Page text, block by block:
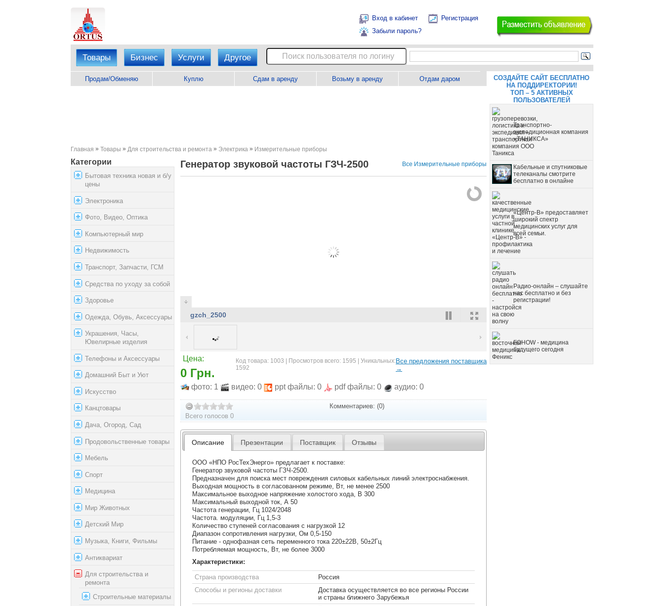
Вход в кабинет
Регистрация
Забыли пароль?
Товары Бизнес Услуги Другое
Продам/Обменяю Куплю Сдам в аренду Возьму в аренду Отдам даром
Главная » Товары » Для строительства и ремонта » Электрика » Измерительные приборы
Категории
Бытовая техника новая и б/у
цены
Электроника
Фото, Видео, Оптика
Компьютерный мир
Недвижимость
Транспорт, Запчасти, ГСМ
Средства по уходу за собой
Здоровье
Одежда, Обувь, Аксессуары
Украшения, Часы,
Ювелирные изделия
Телефоны и Аксессуары
Домашний Быт и Уют
Искусство
Канцтовары
Дача, Огород, Сад
Продовольственные товары
Мебель
Спорт
Медицина
Мир Животных
Детский Мир
Музыка, Книги, Фильмы
Антиквариат
Для строительства и
ремонта
Строительные материалы
Генератор звуковой частоты ГЗЧ-2500 Все Измерительные приборы
gzch_2500
Цена:
0 Грн.
Код товара: 1003 | Просмотров всего: 1595 | Уникальных:
1592
Все предложения поставщика
→
фото: 1 видео: 0 ppt файлы: 0 pdf файлы: 0 аудио: 0
Всего голосов 0
Комментариев: (0)
Описание Презентации Поставщик Отзывы
ООО «НПО РосТехЭнерго» предлагает к поставке:
Генератор звуковой частоты ГЗЧ-2500.
Предназначен для поиска мест повреждения силовых кабельных линий электроснабжения.
Выходная мощность в согласованном режиме, Вт, не менее 2500
Максимальное выходное напряжение холостого хода, В 300
Максимальный выходной ток, А 50
Частота генерации, Гц 1024/2048
Частота. модуляции, Гц 1,5-3
Количество ступеней согласования с нагрузкой 12
Диапазон сопротивления нагрузки, Ом 0,5-150
Питание - однофазная сеть переменного тока 220±22В, 50±2Гц
Потребляемая мощность, Вт, не более 3000
Характеристики:
Страна производства
Россия
Способы и регионы доставки
Доставка осуществляется во все регионы России
и страны ближнего Зарубежья
СОЗДАЙТЕ САЙТ БЕСПЛАТНО
НА ПОДДИРЕКТОРИИ!
ТОП – 5 АКТИВНЫХ
ПОЛЬЗОВАТЕЛЕЙ
Транспортно-
экспедиционная компания
«ТАНИКСА»
Кабельные и спутниковые
телеканалы смотрите
бесплатно в онлайне
«Центр-В» предоставляет
широкий спектр
медицинских услуг для
всей семьи.
Радио-онлайн – слушайте
нас бесплатно и без
регистрации!
FOHOW - медицина
будущего сегодня